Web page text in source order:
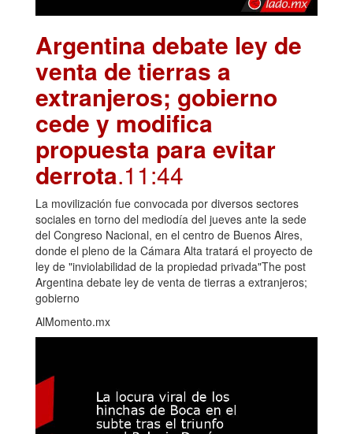
Argentina debate ley de
venta de tierras a
extranjeros; gobierno
cede y modifica
propuesta para evitar
derrota.11:44
La movilización fue convocada por diversos sectores
sociales en torno del mediodía del jueves ante la sede
del Congreso Nacional, en el centro de Buenos Aires,
donde el pleno de la Cámara Alta tratará el proyecto de
ley de "inviolabilidad de la propiedad privada"The post
Argentina debate ley de venta de tierras a extranjeros;
gobierno
AlMomento.mx